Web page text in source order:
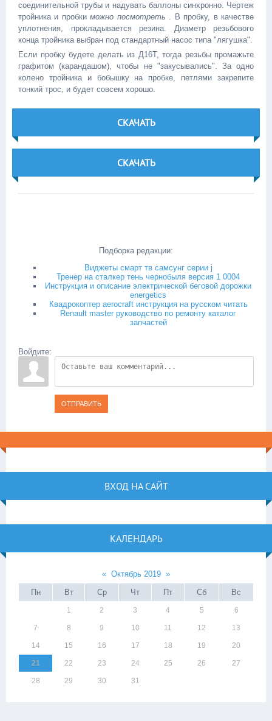
соединительной трубы и надувать баллоны синхронно. Чертеж
тройника и пробкиможно посмотреть . В пробку, в качестве
уплотнения, прокладывается резина. Диаметр резьбового
конца тройника выбран под стандартный насос типа "лягушка".
Если пробку будете делать из Д16Т, тогда резьбы промажьте
графитом (карандашом), чтобы не "закусывались". За одно
колено тройника и бобышку на пробке, петлями закрепите
тонкий трос, и будет совсем хорошо.
СКАЧАТЬ
СКАЧАТЬ
Подборка редакции:
Виджеты смарт тв самсунг серии j
Тренер на сталкер тень чернобыля версия 1 0004
Инструкция и описание электрической беговой дорожки
energetics
Квадрокоптер aerocraft инструкция на русском читать
Renault master руководство по ремонту каталог
запчастей
Войдите:
ОТПРАВИТЬ
ВХОД НА САЙТ
КАЛЕНДАРЬ
« Октябрь 2019 »
Пн
Вт Ср Чт Пт Сб Вс
1 2 3 4 5 6
7 8 9 10 11 12 13
14 15 16 17 18 19 20
21 22 23 24 25 26 27
28 29 30 31